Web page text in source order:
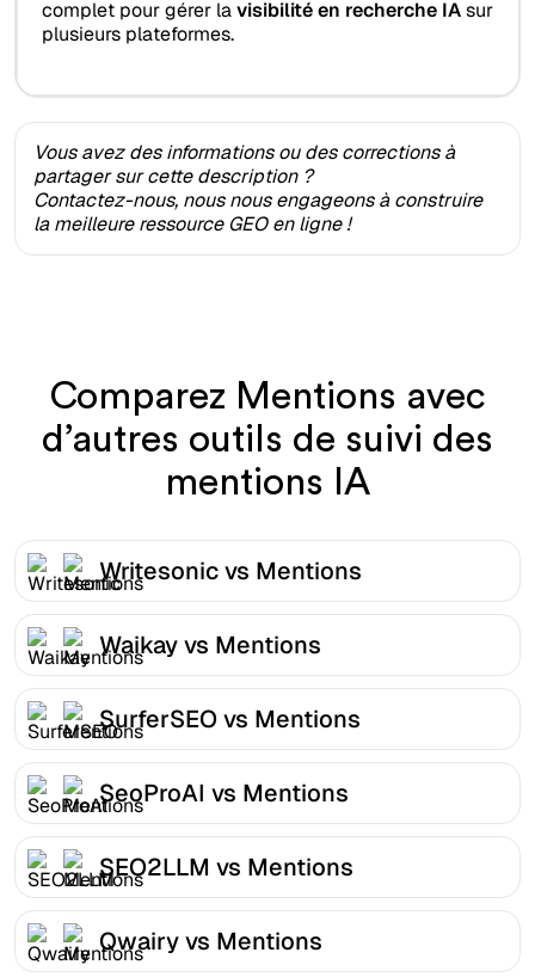
complet pour gérer lavisibilité en recherche IAsur
plusieurs plateformes.
Vous avez des informations ou des corrections à
partager sur cette description ?
Contactez-nous, nous nous engageons à construire
la meilleure ressource GEO en ligne !
Comparez Mentions avec
d’autres outils de suivi des
mentions IA
Writesonic vs Mentions
Waikay vs Mentions
SurferSEO vs Mentions
SeoProAI vs Mentions
SEO2LLM vs Mentions
Qwairy vs Mentions